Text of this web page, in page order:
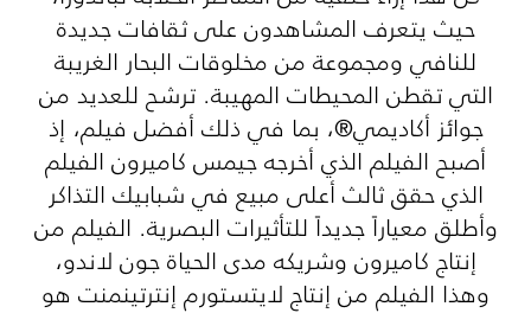
حيث يتعرف المشاهدون على ثقافات جديدة
للنافي ومجموعة من مخلوقات البحار الغريبة
التي تقطن المحيطات المهيبة. ترشح للعديد من
جوائز أكاديمي®، بما في ذلك أفضل فيلم، إذ
أصبح الفيلم الذي أخرجه جيمس كاميرون الفيلم
الذي حقق ثالث أعلى مبيع في شبابيك التذاكر
وأطلق معياراً جديداً للتأثيرات البصرية. الفيلم من
إنتاج كاميرون وشريكه مدى الحياة جون لاندو،
وهذا الفيلم من إنتاج لايتستورم إنترتينمنت هو